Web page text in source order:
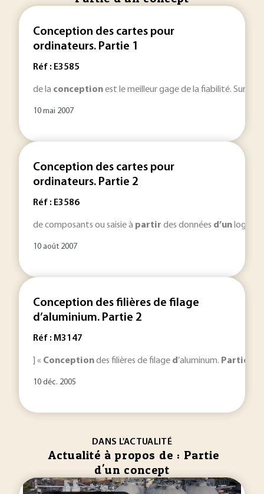
Conception des cartes pour
ordinateurs. Partie 1
Réf : E3585
de la conceptionest le meilleur gage de la fiabilité. Sur
10 mai 2007
Conception des cartes pour
ordinateurs. Partie 2
Réf : E3586
de composants ou saisie à partir des données d’un logiciel
10 août 2007
Conception des filières de filage
d’aluminium. Partie 2
Réf : M3147
] « Conceptiondes filières de filage d’aluminum. Partie
10 déc. 2005
DANS L'ACTUALITÉ
Actualité à propos de : Partie
d'un concept